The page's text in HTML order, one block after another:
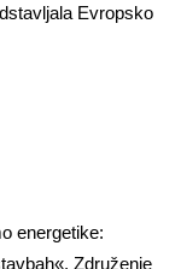
Evropsko
energetike:
Združenje